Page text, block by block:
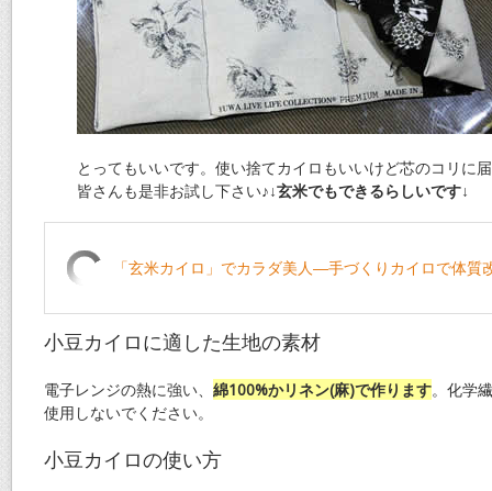
とってもいいです。使い捨てカイロもいいけど芯のコリに
皆さんも是非お試し下さい♪↓玄米でもできるらしいです↓
「玄米カイロ」でカラダ美人―手づくりカイロで体質
小豆カイロに適した生地の素材
電子レンジの熱に強い、 綿100%かリネン(麻)で作ります。化学
使用しないでください。
小豆カイロの使い方